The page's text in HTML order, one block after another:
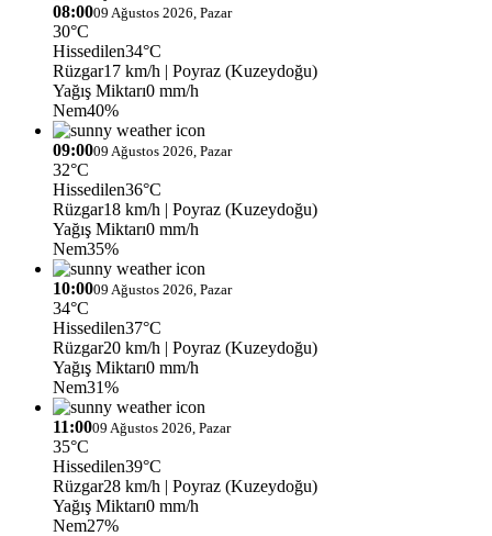
08:0009 Ağustos 2026, Pazar
30°C
Hissedilen34°C
Rüzgar17 km/h | Poyraz (Kuzeydoğu)
Yağış Miktarı0 mm/h
Nem40%
09:0009 Ağustos 2026, Pazar
32°C
Hissedilen36°C
Rüzgar18 km/h | Poyraz (Kuzeydoğu)
Yağış Miktarı0 mm/h
Nem35%
10:0009 Ağustos 2026, Pazar
34°C
Hissedilen37°C
Rüzgar20 km/h | Poyraz (Kuzeydoğu)
Yağış Miktarı0 mm/h
Nem31%
11:0009 Ağustos 2026, Pazar
35°C
Hissedilen39°C
Rüzgar28 km/h | Poyraz (Kuzeydoğu)
Yağış Miktarı0 mm/h
Nem27%